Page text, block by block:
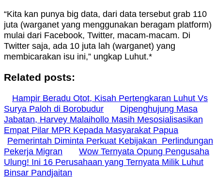
“Kita kan punya big data, dari data tersebut grab 110
juta (warganet yang menggunakan beragam platform)
mulai dari Facebook, Twitter, macam-macam. Di
Twitter saja, ada 10 juta lah (warganet) yang
membicarakan isu ini,” ungkap Luhut.*
Related posts:
Hampir Beradu Otot, Kisah Pertengkaran Luhut Vs
Surya Paloh di Borobudur
Dipenghujung Masa
Jabatan, Harvey Malaihollo Masih Mesosialisasikan
Empat Pilar MPR Kepada Masyarakat Papua
Pemerintah Diminta Perkuat Kebijakan Perlindungan
Pekerja Migran
Wow Ternyata Opung Pengusaha
Ulung! Ini 16 Perusahaan yang Ternyata Milik Luhut
Binsar Pandjaitan